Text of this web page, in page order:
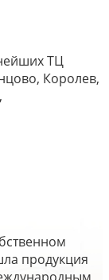
ТЦ
Королев,
продукция